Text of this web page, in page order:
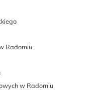
Radomiu
w Radomiu